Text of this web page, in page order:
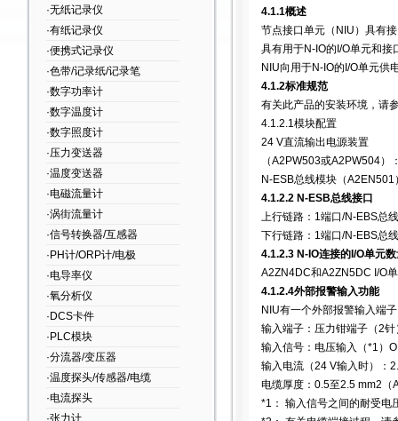
·无纸记录仪
·有纸记录仪
·便携式记录仪
·色带/记录纸/记录笔
·数字功率计
·数字温度计
·数字照度计
·压力变送器
·温度变送器
·电磁流量计
·涡街流量计
·信号转换器/互感器
·PH计/ORP计/电极
·电导率仪
·氧分析仪
·DCS卡件
·PLC模块
·分流器/变压器
·温度探头/传感器/电缆
·电流探头
·张力计
4.1.1概述
节点接口单元（ NIU ）具有
具有用于N-IO的 I/O单元和接
NIU向用于N-IO的 I/O单元供
4.1.2标准规范
有关此产品的安装环境，请
4.1.2.1模块配置
24 V直流输出电源装置
（A2PW503或A2PW504）
N-ESB总线模块（A2EN501
4.1.2.2 N-ESB总线接口
上行链路： 1端口/N-EBS总
下行链路： 1端口/N-EBS总
4.1.2.3 N-IO连接的 I/O单元
A2ZN4DC和A2ZN5DC I/O
4.1.2.4外部报警输入功能
NIU有一个外部报警输入端
输入端子：压力钳端子（2针
输入信号：电压输入（*1 ）
输入电流（24 V输入时）：
电缆厚度： 0.5至2.5 mm2 （
*1 ： 输入信号之间的耐受电